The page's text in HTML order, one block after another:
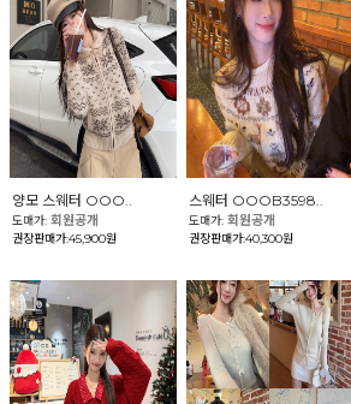
양모 스웨터 OOO..
도매가: 회원공개
권장판매가:45,900원
스웨터 OOOB3598..
도매가: 회원공개
권장판매가:40,300원